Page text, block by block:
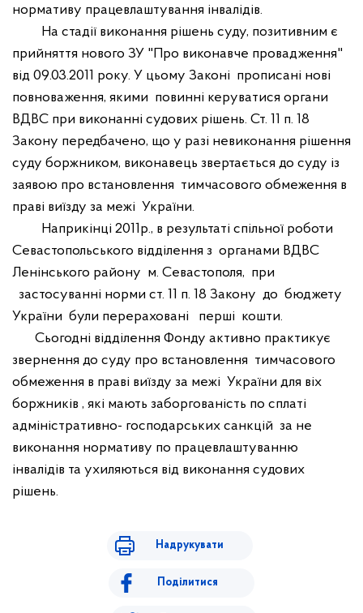
нормативу працевлаштування інвалідів.
На стадії виконання рішень суду, позитивним є
прийняття нового ЗУ "Про виконавче провадження"
від 09.03.2011 року. У цьому Законі прописані нові
повноваження, якими повинні керуватися органи
ВДВС при виконанні судових рішень. Ст. 11 п. 18
Закону передбачено, що у разі невиконання рішення
суду боржником, виконавець звертається до суду із
заявою про встановлення тимчасового обмеження в
праві виїзду за межі України.
Наприкінці 2011р., в результаті спільної роботи
Севастопольського відділення з органами ВДВС
Ленінського району м. Севастополя, при
застосуванні норми ст. 11 п. 18 Закону до бюджету
України були перераховані перші кошти.
Сьогодні відділення Фонду активно практикує
звернення до суду про встановлення тимчасового
обмеження в праві виїзду за межі України для віх
боржників , які мають заборгованість по сплаті
адміністративно- господарських санкцій за не
виконання нормативу по працевлаштуванню
інвалідів та ухиляються від виконання судових
рішень.
Надрукувати
Поділитися